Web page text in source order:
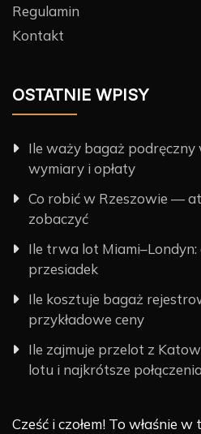
Regulamin
Kontakt
OSTATNIE WPISY
Ile waży bagaż podręczny
wymiary i opłaty
Co robić w Rzeszowie —
zobaczyć
Ile trwa lot Miami–Londyn:
przesiadek
Ile kosztuje bagaż
przykładowe ceny
Ile zajmuje przelot z
lotu i najkrótsze
Cześć i czołem! To właśnie